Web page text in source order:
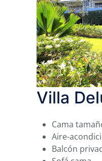
Villa
Cama
Aire-
Balcón